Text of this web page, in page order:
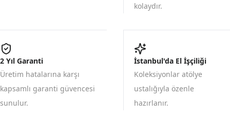
kolaydır.
2 Yıl Garanti
Üretim hatalarına karşı
kapsamlı garanti güvencesi
sunulur.
İstanbul'da El İşçiliği
Koleksiyonlar atölye
ustalığıyla özenle
hazırlanır.